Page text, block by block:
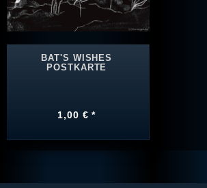
BAT'S WISHES
POSTKARTE
1,00 € *